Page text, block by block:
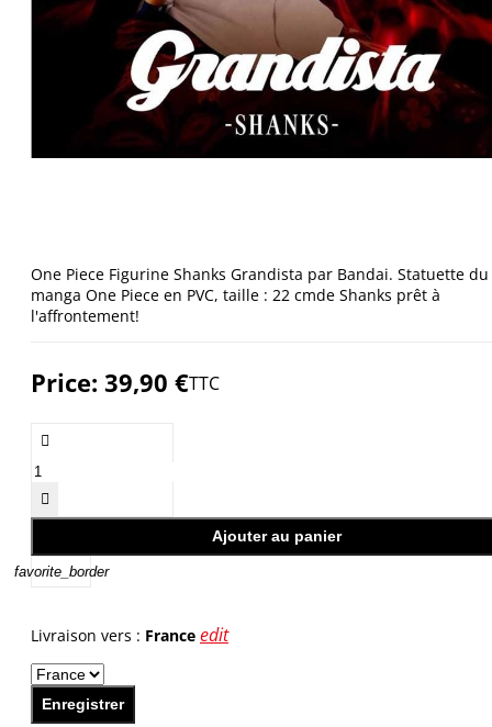
One Piece Figurine Shanks Grandista par Bandai. Statuette du
manga One Piece en PVC, taille : 22 cmde Shanks prêt à
l'affrontement!
Price: 39,90 €TTC


Ajouter au panier
favorite_border
Livraison vers : France edit
Enregistrer